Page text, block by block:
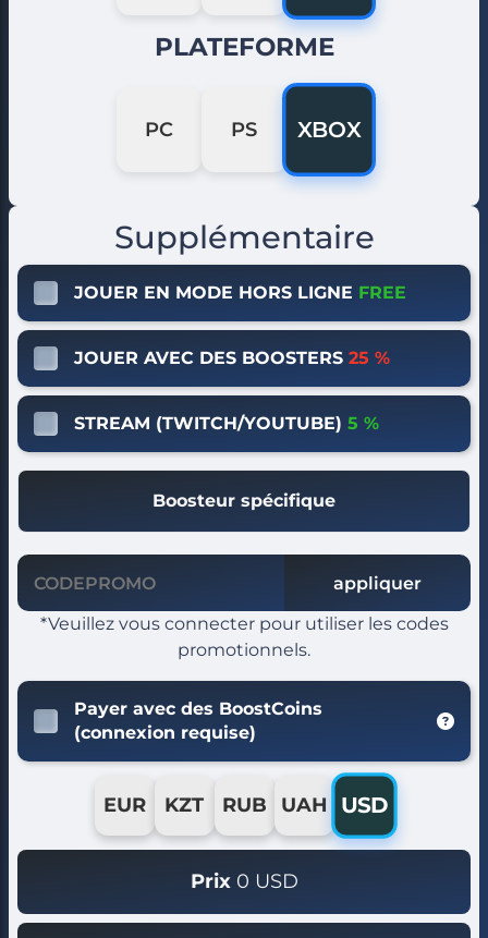
PLATEFORME
PC PS XBOX
Supplémentaire
JOUER EN MODE HORS LIGNE FREE
JOUER AVEC DES BOOSTERS 25 %
STREAM (TWITCH/YOUTUBE) 5 %
Boosteur spécifique
appliquer
*Veuillez vous connecter pour utiliser les codes
promotionnels.
Payer avec des BoostCoins
(connexion requise)
EUR KZT RUB UAH USD
Prix 0 USD